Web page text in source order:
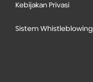
Kebijakan Privasi
Sistem Whistleblowing